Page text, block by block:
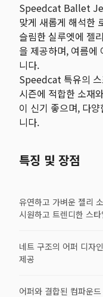
Speedcat Ballet
맞게 새롭게 해석한
슬림한 실루엣에 젤
을 제공하며, 여름에
니다.
Speedcat 특유의
시즌에 적합한 소재
이 신기 좋으며, 다
니다.
특징 및 장점
유연하고 가벼운 젤리
시원하고 트렌디한 스
네트 구조의 어퍼 디자
제공
어퍼와 결합된 컴파운